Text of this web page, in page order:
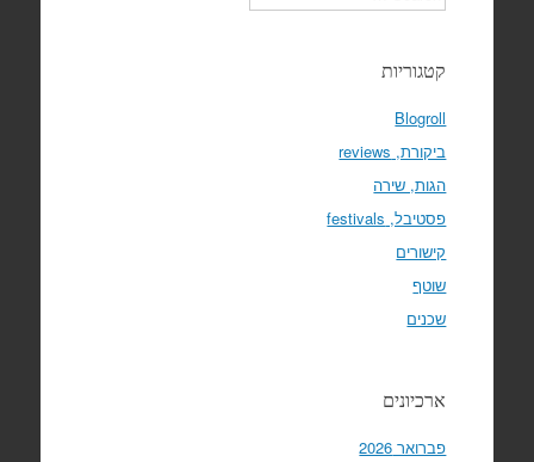
קטגוריות
Blogroll
ביקורת, reviews
הגות, שירה
פסטיבל, festivals
קישורים
שוטף
שכנים
ארכיונים
פברואר 2026